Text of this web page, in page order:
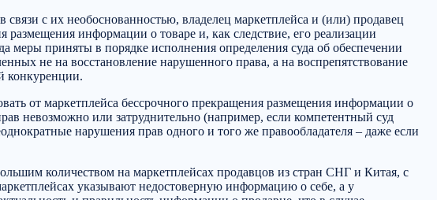
с их необоснованностью, владелец маркетплейса и (или) продавец
информации о товаре и, как следствие, его реализации
меры приняты в порядке исполнения определения суда об обеспечении
не на восстановление нарушенного права, а на воспрепятствование
конкуренции.
от маркетплейса бессрочного прекращения размещения информации о
невозможно или затруднительно (например, если компетентный суд
нарушения прав одного и того же правообладателя – даже если
количеством на маркетплейсах продавцов из стран СНГ и Китая, с
указывают недостоверную информацию о себе, а у